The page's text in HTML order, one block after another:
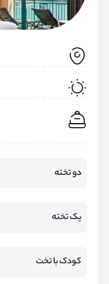
دو تخته
یک تخته
کودک با تخت